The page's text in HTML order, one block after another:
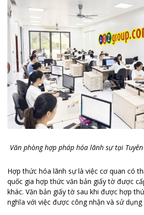
Văn phòng hợp pháp hóa lãnh sự tại
Hợp thức hóa lãnh sự là việc cơ quan có
quốc gia hợp thức văn bản giấy tờ được
khác. Văn bản giấy tờ sau khi được hợp
nghĩa với việc được công nhận và sử